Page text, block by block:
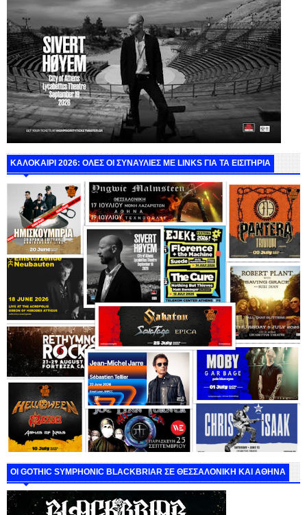
ΚΑΛΟΚΑΙΡΙ 2026: ΟΛΕΣ ΟΙ ΣΥΝΑΥΛΙΕΣ ΜΕ LINKS ΓΙΑ ΤΑ ΕΙΣΙΤΗΡΙΑ
ΟΙ GOTHIC SYMPHONIC BLACKBRIAR ΣΕ ΘΕΣΣΑΛΟΝΙΚΗ ΚΑΙ ΑΘΗΝΑ